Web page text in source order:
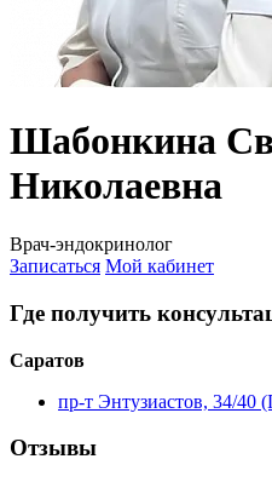
Шабонкина
Николаевна
Врач-эндокринолог
Записаться Мой кабинет
Где получить
Саратов
пр-т Энтузиастов, 34/40
Отзывы